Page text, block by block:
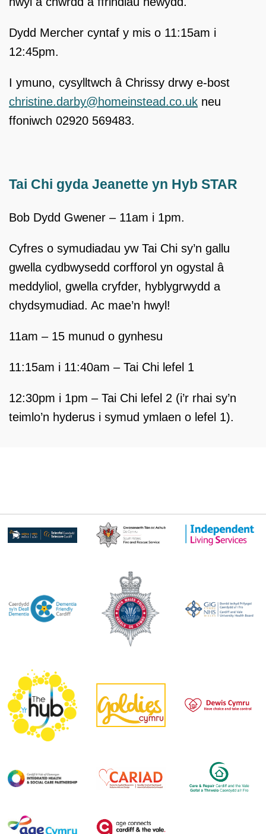
Dydd Mercher cyntaf y mis o 11:15am i
12:45pm.
I ymuno, cysylltwch â Chrissy drwy e-bost
christine.darby@homeinstead.co.uk neu
ffoniwch 02920 569483.
Tai Chi gyda Jeanette yn Hyb STAR
Bob Dydd Gwener – 11am i 1pm.
Cyfres o symudiadau yw Tai Chi sy’n gallu
gwella cydbwysedd corfforol yn ogystal â
meddyliol, gwella cryfder, hyblygrwydd a
chydsymudiad. Ac mae’n hwyl!
11am – 15 munud o gynhesu
11:15am i 11:40am – Tai Chi lefel 1
12:30pm i 1pm – Tai Chi lefel 2 (i’r rhai sy’n
teimlo’n hyderus i symud ymlaen o lefel 1).